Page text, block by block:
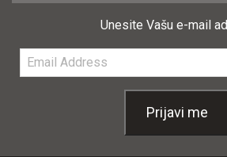
Unesite Vašu e-mail
Email
Address
Prijavi me